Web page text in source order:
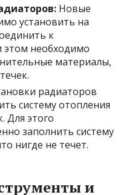
Новые
установить на
к
этом необходимо
материалы,
радиаторов
систему отопления
Для этого
заполнить систему
нигде не течет.
и